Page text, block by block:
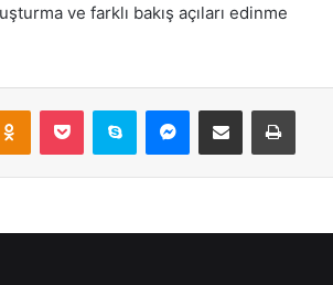
ve farklı bakış açıları edinme
Odnoklassniki
Pocket Skype Messenger
E-Posta ile paylaş Yazdır